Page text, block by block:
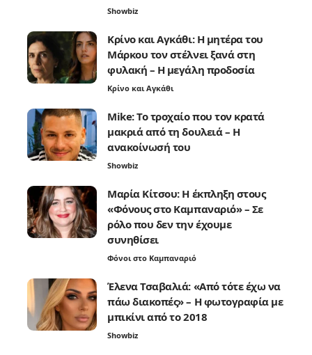
Showbiz
Κρίνο και Αγκάθι: Η μητέρα του
Μάρκου τον στέλνει ξανά στη
φυλακή – Η μεγάλη προδοσία
Κρίνο και Αγκάθι
Mike: Το τροχαίο που τον κρατά
μακριά από τη δουλειά – Η
ανακοίνωσή του
Showbiz
Μαρία Κίτσου: Η έκπληξη στους
«Φόνους στο Καμπαναριό» – Σε
ρόλο που δεν την έχουμε
συνηθίσει
Φόνοι στο Καμπαναριό
Έλενα Τσαβαλιά: «Από τότε έχω να
πάω διακοπές» – Η φωτογραφία με
μπικίνι από το 2018
Showbiz